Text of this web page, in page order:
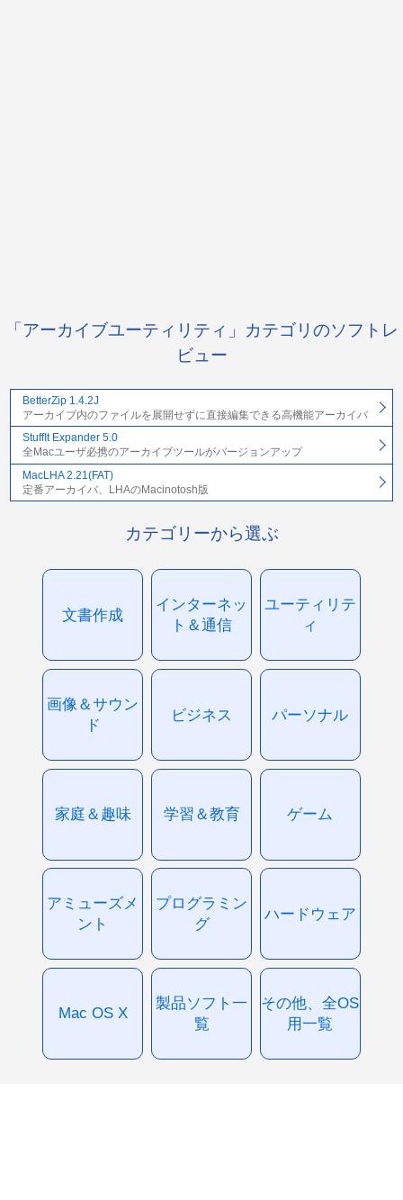
「アーカイブユーティリティ」カテゴリのソフトレ
ビュー
BetterZip 1.4.2J
アーカイブ内のファイルを展開せずに直接編集できる高機能アーカイバ
StuffIt Expander 5.0
全Macユーザ必携のアーカイブツールがバージョンアップ
MacLHA 2.21(FAT)
定番アーカイバ、LHAのMacinotosh版
カテゴリーから選ぶ
文書作成
インターネッ
ト＆通信
ユーティリテ
ィ
画像＆サウン
ド
ビジネス パーソナル
家庭＆趣味 学習＆教育 ゲーム
アミューズメ
ント
プログラミン
グ
ハードウェア
Mac OS X
製品ソフト一
覧
その他、全OS
用一覧